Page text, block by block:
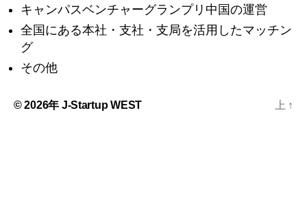
キャンパスベンチャーグランプリ中国の運営
全国にある本社・支社・支局を活用したマッチン
グ
その他
© 2026年 J-Startup WEST 上 ↑